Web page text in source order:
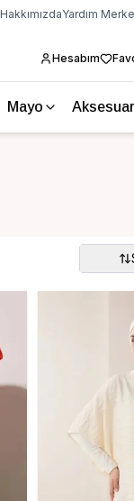
HakkımızdaYardım
Hesabım
Mayo Aksesuar